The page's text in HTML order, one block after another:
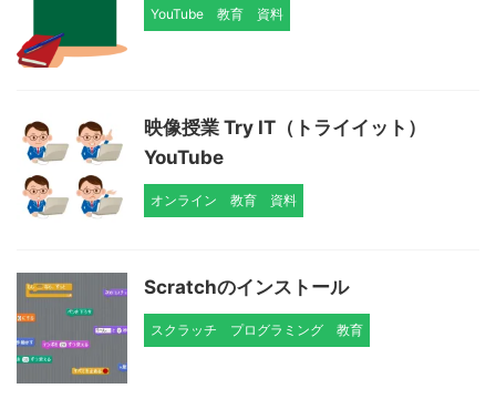
YouTube 教育 資料
映像授業 Try IT（トライイット）
YouTube
オンライン 教育 資料
Scratchのインストール
スクラッチ プログラミング 教育